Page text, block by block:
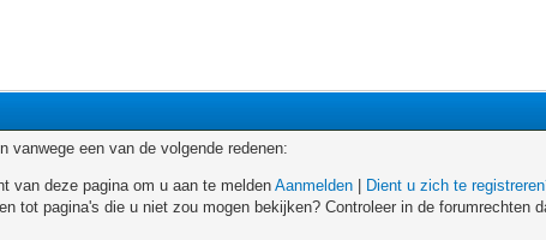
vanwege een van de volgende redenen:
van deze pagina om u aan te meldenAanmelden
Dient u zich te
tot pagina's die u niet zou mogen bekijken? Controleer in de forumrechten